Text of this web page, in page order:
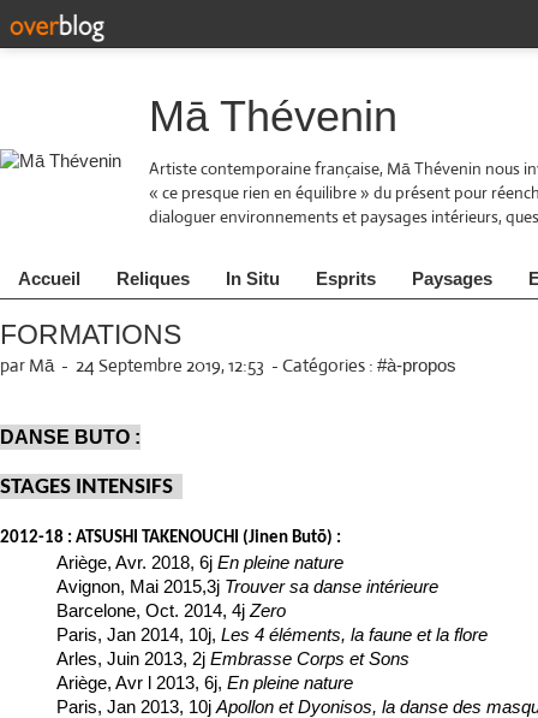
Mā Thévenin
Artiste contemporaine française, Mā Thévenin nous
« ce presque rien en équilibre » du présent pour
dialoguer environnements et paysages intérieurs,
Accueil Reliques In Situ Esprits Paysages
FORMATIONS
par Mā- 24 Septembre 2019, 12:53 - Catégories : #à-propos
DANSE BUTO :
STAGES INTENSIFS
2012-18 : ATSUSHI TAKENOUCHI (Jinen Butō) :
Ariège, Avr. 2018, 6jEn pleine nature
Avignon, Mai 2015,3j Trouver sa danse intérieure
Barcelone, Oct. 2014, 4jZero
Paris, Jan 2014, 10j,Les 4 éléments, la faune et la flore
Arles, Juin 2013, 2jEmbrasse Corps et Sons
Ariège, Avr l 2013, 6j,En pleine nature
Paris, Jan 2013, 10jApollon et Dyonisos, la danse des